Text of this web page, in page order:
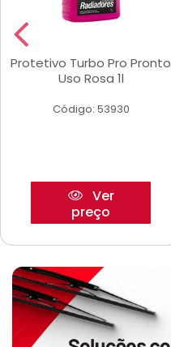
Protetivo Turbo Pro Pronto
Uso Rosa 1l
Código: 53930
Ver
preço